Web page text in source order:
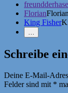
FlorianFlorian
King Fisher
…
Schreibe
Deine E-Mail-
Felder sind mit *